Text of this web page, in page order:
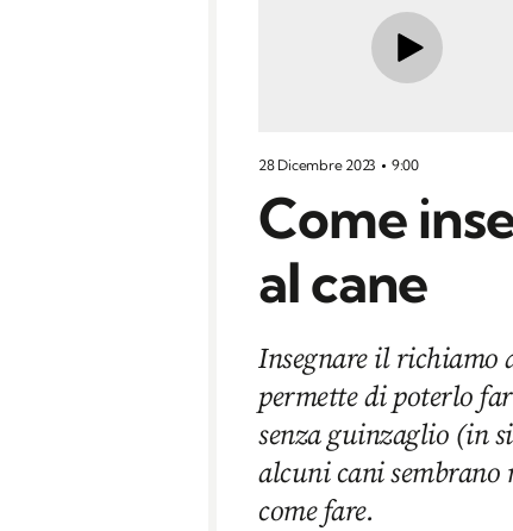
28 Dicembre 2023 9:00
Come
al cane
Insegnare il richiamo
permette di poterlo
senza guinzaglio (in
alcuni cani
come fare.